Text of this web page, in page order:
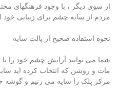
از سوی دیگر ، با وجود فرهنگهای
مردم از سایه چشم برای زیبایی خود
نحوه استفاده صحیح از پالت سایه
شما می توانید آرایش چشم خود را
مات و روشن که انتخاب کرده اید
مرکز پلک را سایه می زنیم و گوشه